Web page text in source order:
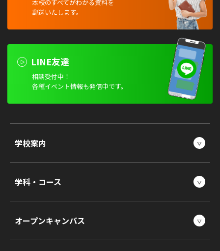
本校のすべてがわかる資料を
郵送いたします。
LINE友達
相談受付中！
各種イベント情報も発信中です。
学校案内
学科・コース
オープンキャンパス